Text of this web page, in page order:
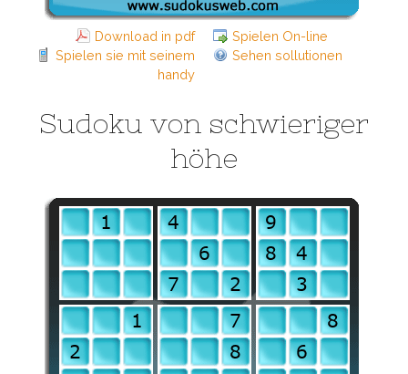
Download in pdf
Spielen On-line
Spielen sie mit seinem
handy
Sehen sollutionen
Sudoku von schwieriger
höhe